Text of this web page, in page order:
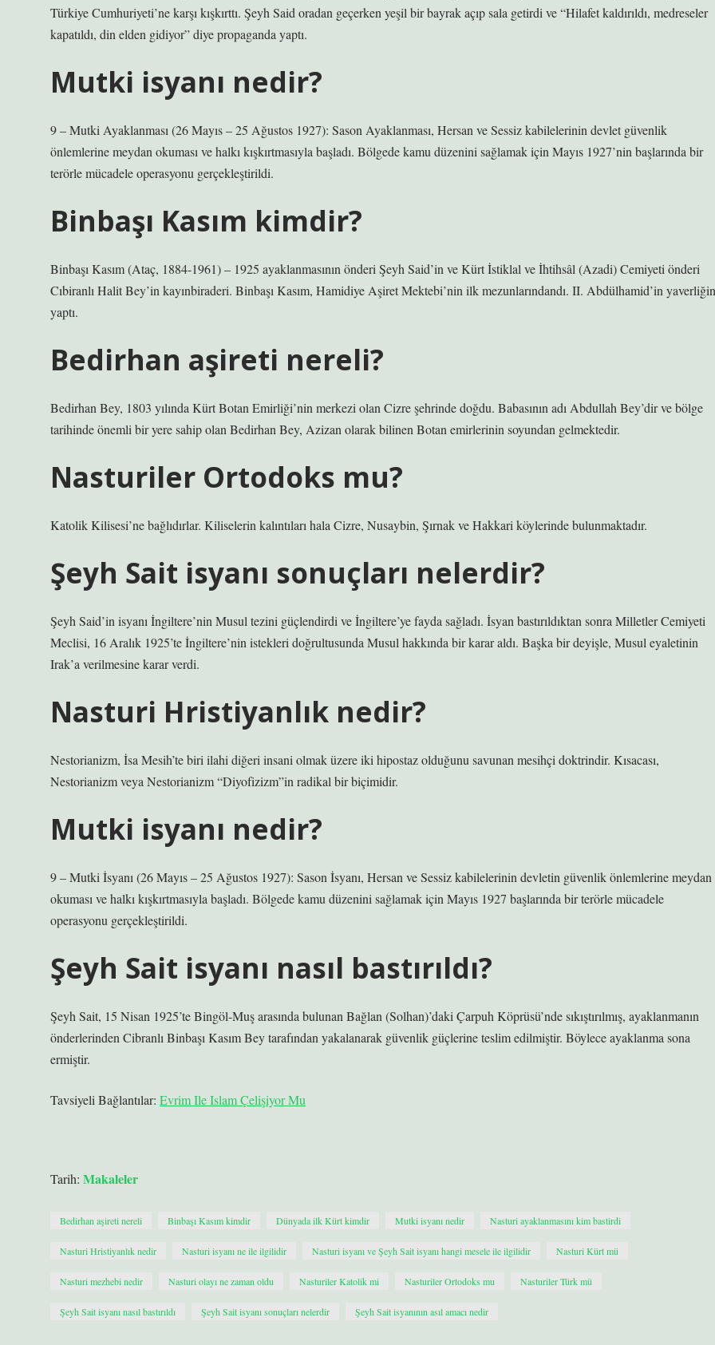
Türkiye Cumhuriyeti’ne karşı kışkırttı. Şeyh Said oradan geçerken yeşil bir bayrak açıp sala getirdi ve “Hilafet kaldırıldı, medreseler
kapatıldı, din elden gidiyor” diye propaganda yaptı.
Mutki isyanı nedir?
9 – Mutki Ayaklanması (26 Mayıs – 25 Ağustos 1927): Sason Ayaklanması, Hersan ve Sessiz kabilelerinin devlet güvenlik
önlemlerine meydan okuması ve halkı kışkırtmasıyla başladı. Bölgede kamu düzenini sağlamak için Mayıs 1927’nin başlarında bir
terörle mücadele operasyonu gerçekleştirildi.
Binbaşı Kasım kimdir?
Binbaşı Kasım (Ataç, 1884-1961) – 1925 ayaklanmasının önderi Şeyh Said’in ve Kürt İstiklal ve İhtihsâl (Azadi) Cemiyeti önderi
Cıbiranlı Halit Bey’in kayınbiraderi. Binbaşı Kasım, Hamidiye Aşiret Mektebi’nin ilk mezunlarındandı. II. Abdülhamid’in
yaptı.
Bedirhan aşireti nereli?
Bedirhan Bey, 1803 yılında Kürt Botan Emirliği’nin merkezi olan Cizre şehrinde doğdu. Babasının adı Abdullah Bey’dir ve bölge
tarihinde önemli bir yere sahip olan Bedirhan Bey, Azizan olarak bilinen Botan emirlerinin soyundan gelmektedir.
Nasturiler Ortodoks mu?
Katolik Kilisesi’ne bağlıdırlar. Kiliselerin kalıntıları hala Cizre, Nusaybin, Şırnak ve Hakkari köylerinde bulunmaktadır.
Şeyh Sait isyanı sonuçları nelerdir?
Şeyh Said’in isyanı İngiltere’nin Musul tezini güçlendirdi ve İngiltere’ye fayda sağladı. İsyan bastırıldıktan sonra Milletler Cemiyeti
Meclisi, 16 Aralık 1925’te İngiltere’nin istekleri doğrultusunda Musul hakkında bir karar aldı. Başka bir deyişle, Musul eyaletinin
Irak’a verilmesine karar verdi.
Nasturi Hristiyanlık nedir?
Nestorianizm, İsa Mesih’te biri ilahi diğeri insani olmak üzere iki hipostaz olduğunu savunan mesihçi doktrindir. Kısacası,
Nestorianizm veya Nestorianizm “Diyofizizm”in radikal bir biçimidir.
Mutki isyanı nedir?
9 – Mutki İsyanı (26 Mayıs – 25 Ağustos 1927): Sason İsyanı, Hersan ve Sessiz kabilelerinin devletin güvenlik önlemlerine meydan
okuması ve halkı kışkırtmasıyla başladı. Bölgede kamu düzenini sağlamak için Mayıs 1927 başlarında bir terörle mücadele
operasyonu gerçekleştirildi.
Şeyh Sait isyanı nasıl bastırıldı?
Şeyh Sait, 15 Nisan 1925’te Bingöl-Muş arasında bulunan Bağlan (Solhan)’daki Çarpuh Köprüsü’nde sıkıştırılmış, ayaklanmanın
önderlerinden Cibranlı Binbaşı Kasım Bey tarafından yakalanarak güvenlik güçlerine teslim edilmiştir. Böylece ayaklanma sona
ermiştir.
Tavsiyeli Bağlantılar: Evrim Ile Islam Çelişiyor Mu
Tarih: Makaleler
Bedirhan aşireti nereli Binbaşı Kasım kimdir Dünyada ilk Kürt kimdir Mutki isyanı nedir Nasturi ayaklanmasını kim bastirdi
Nasturi Hristiyanlık nedir Nasturi isyanı ne ile ilgilidir Nasturi isyanı ve Şeyh Sait isyanı hangi mesele ile ilgilidir Nasturi Kürt mü
Nasturi mezhebi nedir Nasturi olayı ne zaman oldu Nasturiler Katolik mi Nasturiler Ortodoks mu Nasturiler Türk mü
Şeyh Sait isyanı nasıl bastırıldı Şeyh Sait isyanı sonuçları nelerdir Şeyh Sait isyanının asıl amacı nedir